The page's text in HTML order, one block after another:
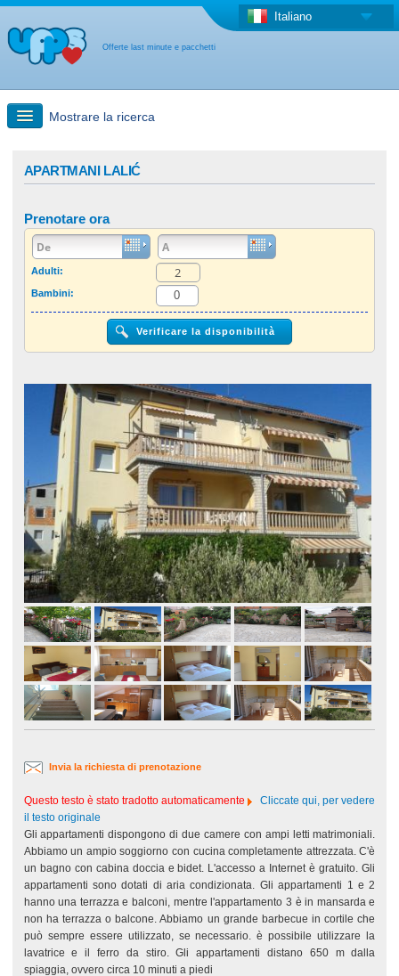
Offerte last minute e pacchetti
Italiano
Mostrare la ricerca
Ricerca rapida
Offerta last minute + Offerta forfettaria
Altro paese
APARTMANI LALIĆ
Prenotare ora
Adulti:
Bambini:
Invia la richiesta di prenotazione
Questo testo è stato tradotto automaticamente
Cliccate qui, per vedere
il testo originale
Gli appartamenti dispongono di due camere con ampi letti matrimoniali.
Abbiamo un ampio soggiorno con cucina completamente attrezzata. C'è
un bagno con cabina doccia e bidet. L'accesso a Internet è gratuito. Gli
appartamenti sono dotati di aria condizionata. Gli appartamenti 1 e 2
hanno una terrazza e balconi, mentre l'appartamento 3 è in mansarda e
non ha terrazza o balcone. Abbiamo un grande barbecue in cortile che
può sempre essere utilizzato, se necessario. è possibile utilizzare la
lavatrice e il ferro da stiro. Gli appartamenti distano 650 m dalla
spiaggia, ovvero circa 10 minuti a piedi